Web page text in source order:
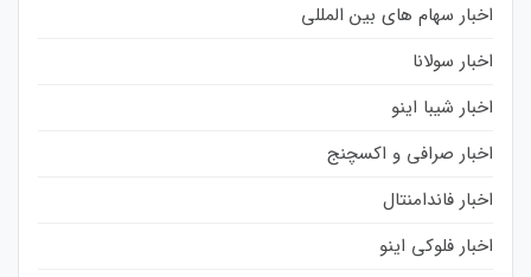
اخبار سهام های بین المللی
اخبار سولانا
اخبار شیبا اینو
اخبار صرافی و اکسچنج
اخبار فاندامنتال
اخبار فلوکی اینو